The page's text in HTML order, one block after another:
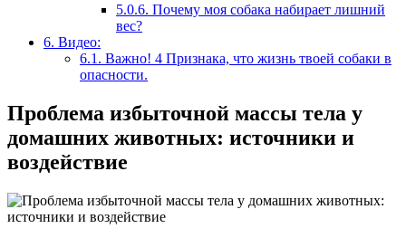
5.0.6. Почему моя собака набирает лишний
вес?
6. Видео:
6.1. Важно! 4 Признака, что жизнь твоей собаки в
опасности.
Проблема избыточной массы тела у
домашних животных: источники и
воздействие